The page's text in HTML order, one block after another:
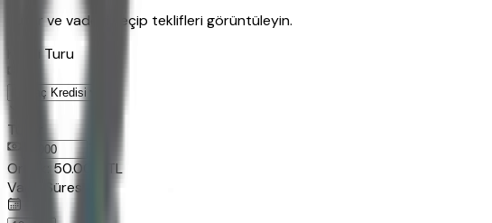
Tutar ve vadeyi seçip teklifleri görüntüleyin.
Kredi Turu
Tutar
Ornek: 50.000
TL
Vade Süresi